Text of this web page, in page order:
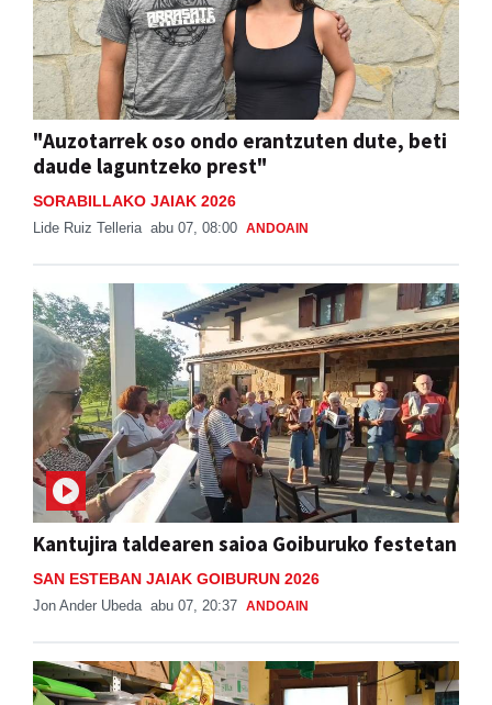
"Auzotarrek oso ondo erantzuten dute, beti
daude laguntzeko prest"
SORABILLAKO JAIAK 2026
Lide Ruiz Telleria abu 07, 08:00 ANDOAIN
Kantujira taldearen saioa Goiburuko festetan
SAN ESTEBAN JAIAK GOIBURUN 2026
Jon Ander Ubeda abu 07, 20:37 ANDOAIN